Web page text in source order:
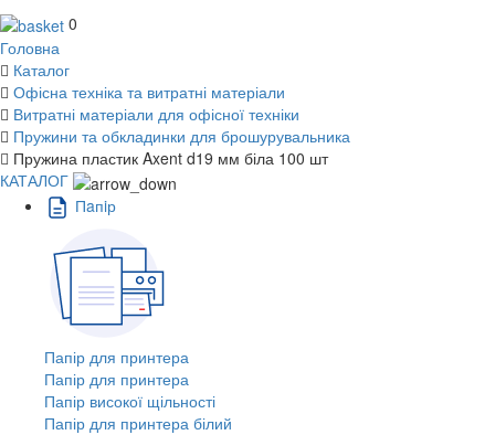
0
Головна
Каталог
Офісна техніка та витратні матеріали
Витратні матеріали для офісної техніки
Пружини та обкладинки для брошурувальника
Пружина пластик Axent d19 мм біла 100 шт
КАТАЛОГ
Пaпiр
Папір для принтера
Папір для принтера
Папір високої щільності
Папір для принтера білий